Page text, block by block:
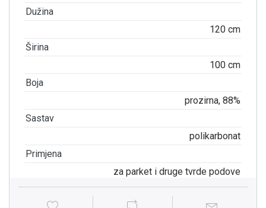
Dužina
120 cm
Širina
100 cm
Boja
prozirna, 88%
Sastav
polikarbonat
Primjena
za parket i druge tvrde podove